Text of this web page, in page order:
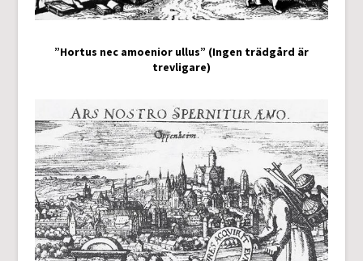
”Hortus nec amoenior ullus” (Ingen trädgård är
trevligare)